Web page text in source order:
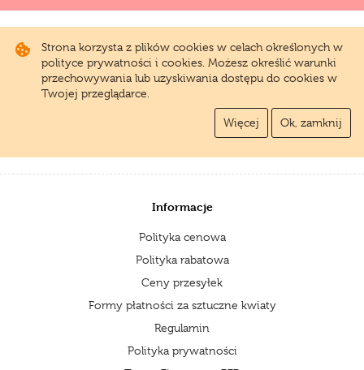
Strona korzysta z plików cookies w celach określonych w
polityce prywatności i cookies. Możesz określić warunki
przechowywania lub uzyskiwania dostępu do cookies w
Twojej przeglądarce.
Więcej Ok, zamknij
Informacje
Polityka cenowa
Polityka rabatowa
Ceny przesyłek
Formy płatności za sztuczne kwiaty
Regulamin
Polityka prywatności